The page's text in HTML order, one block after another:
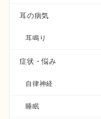
耳の病気
耳鳴り
症状・悩み
自律神経
睡眠